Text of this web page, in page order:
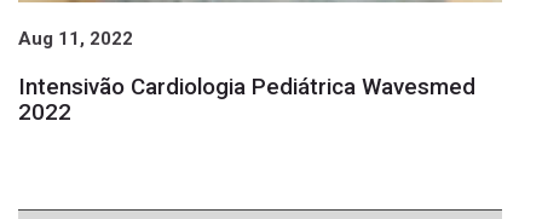
Aug 11, 2022
Intensivão Cardiologia Pediátrica Wavesmed
2022